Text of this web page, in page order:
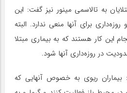
به تالاسمی مینور نیز گفت: این
برای آنها منعی ندارد. البته
این کار هستند که به بیماری مبتلا
در روزه‌داری آنها شود.
ریوی به خصوص آنهایی که